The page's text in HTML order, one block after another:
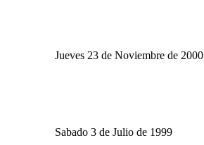
Jueves 23 de Noviembre de 2000
Sabado 3 de Julio de 1999